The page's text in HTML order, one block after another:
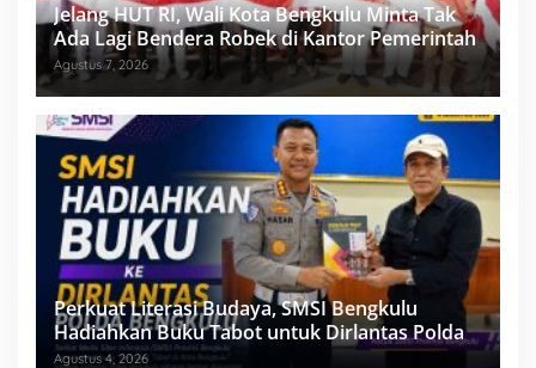
Jelang HUT RI, Wali Kota Bengkulu Minta Tak
Ada Lagi Bendera Robek di Kantor Pemerintah
Agustus 7, 2026
Perkuat Literasi Budaya, SMSI Bengkulu
Hadiahkan Buku Tabot untuk Dirlantas Polda
Agustus 4, 2026